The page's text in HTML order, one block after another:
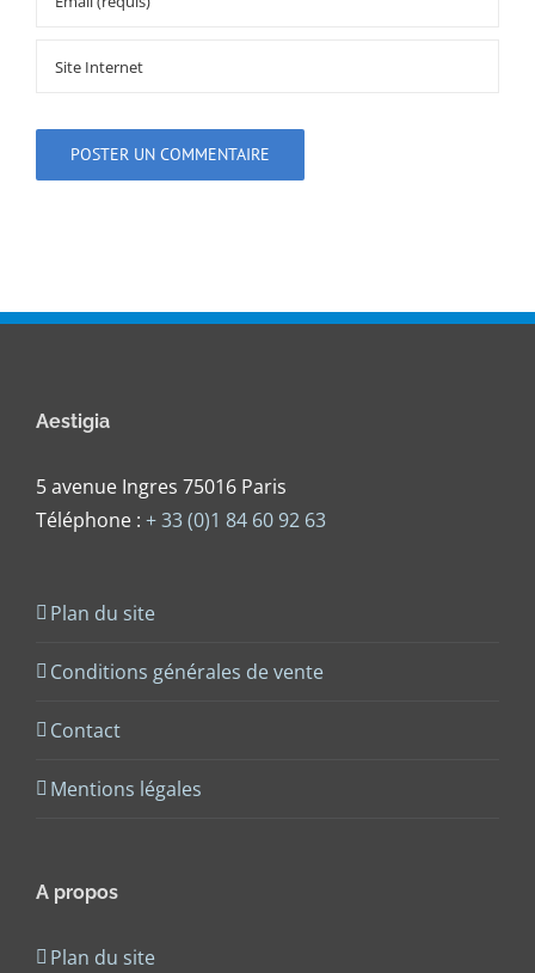
Aestigia
5 avenue Ingres 75016 Paris
Téléphone : + 33 (0)1 84 60 92 63
Plan du site
Conditions générales de vente
Contact
Mentions légales
A propos
Plan du site